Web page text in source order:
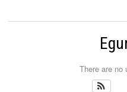
There are no